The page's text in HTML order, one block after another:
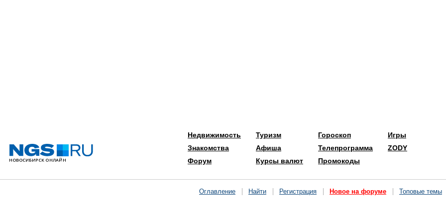
Недвижимость
Знакомства
Форум
Туризм
Афиша
Курсы валют
Гороскоп
Телепрограмма
Промокоды
Игры
ZODY
Оглавление Найти Регистрация Новое на форуме Топовые темы